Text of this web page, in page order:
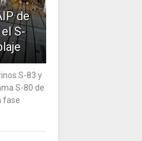
de
S-
S-83 y
S-80 de
fase